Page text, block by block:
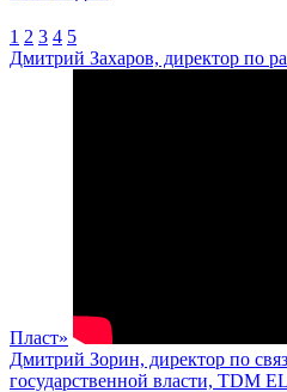
1 2 3 4 5
Дмитрий Захаров, директор по
Пласт»
Дмитрий Зорин, директор по
государственной власти, TDM